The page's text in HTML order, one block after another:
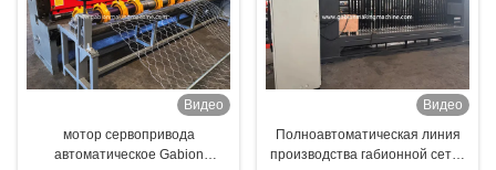
Видео
мотор сервопривода
автоматическое Gabion
Видео
Полноавтоматическая линия
производства габионной сетки